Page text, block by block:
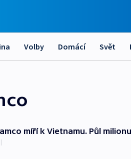
Volby Domácí Svět
míří k Vietnamu. Půl
|